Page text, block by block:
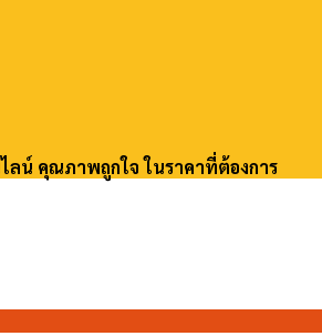
ลน์ คุณภาพถูกใจ ในราคาที่ต้องการ